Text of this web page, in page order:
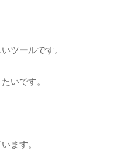
ツールです。
いです。
ます。